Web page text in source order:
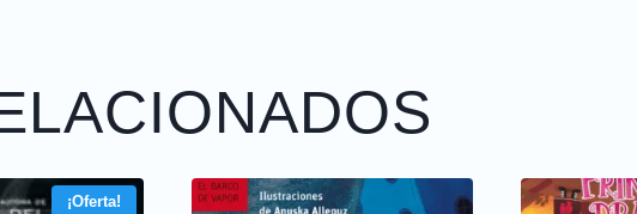
¡Oferta!